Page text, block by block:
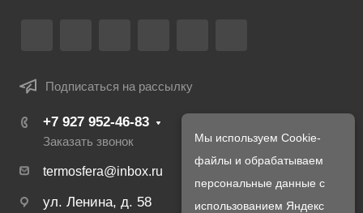
Подписаться на рассылку
+7 927 952-46-83
Заказать звонок
termosfera@inbox.ru
ул. Ленина, д. 58
Мы используем Cookie-
файлы и обрабатываем
персональные данные с
использованием Яндекс